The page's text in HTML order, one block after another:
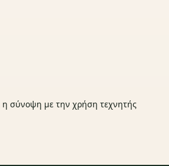
η σύνοψη με την χρήση τεχνητής